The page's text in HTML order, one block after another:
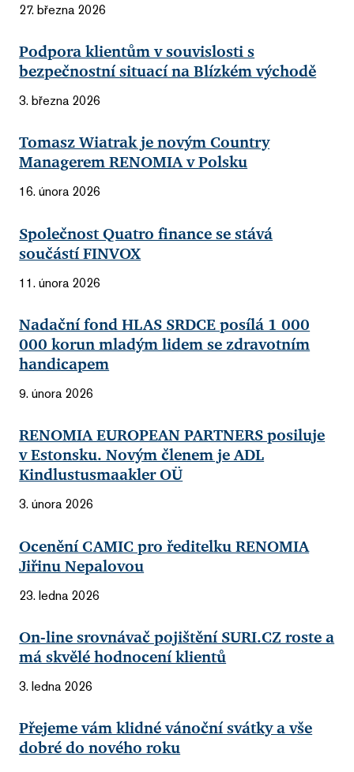
27. března 2026
Podpora klientům v souvislosti s
bezpečnostní situací na Blízkém východě
3. března 2026
Tomasz Wiatrak je novým Country
Managerem RENOMIA v Polsku
16. února 2026
Společnost Quatro finance se stává
součástí FINVOX
11. února 2026
Nadační fond HLAS SRDCE posílá 1 000
000 korun mladým lidem se zdravotním
handicapem
9. února 2026
RENOMIA EUROPEAN PARTNERS posiluje
v Estonsku. Novým členem je ADL
Kindlustusmaakler OÜ
3. února 2026
Ocenění CAMIC pro ředitelku RENOMIA
Jiřinu Nepalovou
23. ledna 2026
On-line srovnávač pojištění SURI.CZ roste a
má skvělé hodnocení klientů
3. ledna 2026
Přejeme vám klidné vánoční svátky a vše
dobré do nového roku